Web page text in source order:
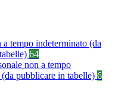
a tempo indeterminato (da
64
non a tempo
pubblicare in tabelle) 6